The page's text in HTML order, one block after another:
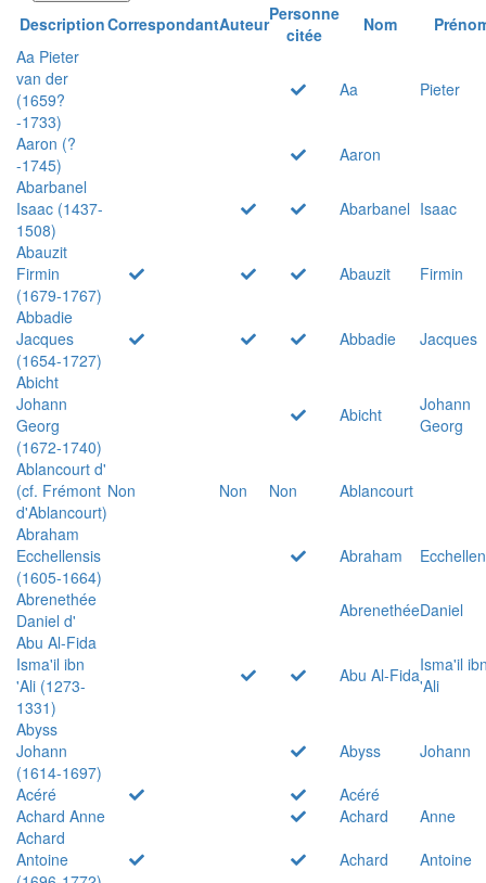
DescriptionCorrespondantAuteurPersonne
citée
Nom
Aa Pieter
van der
(1659?
-1733)
Aa Pieter
Aaron (?
-1745)
Aaron
Abarbanel
Isaac (1437-
1508)
Abarbanel Isaac
Abauzit
Firmin
(1679-1767)
Abauzit
Firmin
Abbadie
Jacques
(1654-1727)
Abbadie
Jacques
Abicht
Johann
Georg
(1672-1740)
Abicht
Johann
Georg
Ablancourt d'
(cf. Frémont
d'Ablancourt)
Non Non Non
Ablancourt
Abraham
Ecchellensis
(1605-1664)
Abraham
Abrenethée
Daniel d'
AbrenethéeDaniel
Abu Al-Fida
Isma'il ibn
'Ali (1273-
1331)
Abu Al-FidaIsma'il
'Ali
Abyss
Johann
(1614-1697)
Abyss
Johann
Acéré
Acéré
Achard Anne
Achard
Anne
Achard
Antoine
Achard
Antoine